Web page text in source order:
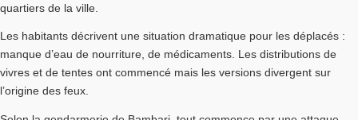
quartiers de la ville.
Les habitants décrivent une situation dramatique pour les déplacés :
manque d’eau de nourriture, de médicaments. Les distributions de
vivres et de tentes ont commencé mais les versions divergent sur
l’origine des feux.